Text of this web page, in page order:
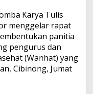
Karya Tulis
menggelar rapat
panitia
pengurus dan
(Wanhat) yang
Cibinong, Jumat